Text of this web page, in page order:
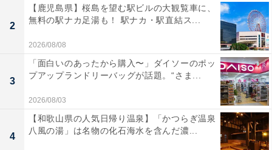
2
【鹿児島県】桜島を望む駅ビルの大観覧車に、
無料の駅ナカ足湯も！ 駅ナカ・駅直結ス...
2026/08/08
3
「面白いのあったから購入〜」ダイソーのポッ
プアップランドリーバッグが話題。“さま...
2026/08/03
4
【和歌山県の人気日帰り温泉】「かつらぎ温泉
八風の湯」は名物の化石海水を含んだ濃...